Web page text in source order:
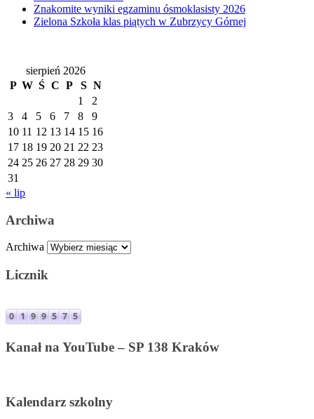
Znakomite wyniki egzaminu ósmoklasisty 2026
Zielona Szkoła klas piątych w Zubrzycy Górnej
sierpień 2026
P W Ś C P S N
1
2
3
4 5 6 7 8
9
10 11 12 13 14 15 16
17 18 19 20 21 22 23
24 25 26 27 28 29 30
31
« lip
Archiwa
Archiwa
Licznik
Kanał na YouTube – SP 138 Kraków
Kalendarz szkolny